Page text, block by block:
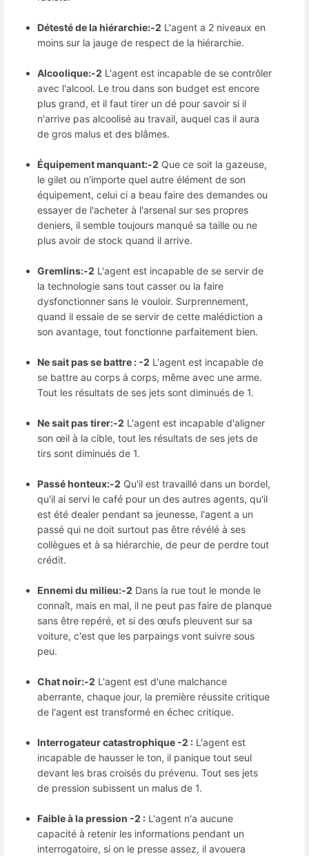
Détesté de la hiérarchie:-2 L'agent a 2 niveaux en
moins sur la jauge de respect de la hiérarchie.
Alcoolique:-2 L'agent est incapable de se contrôler
avec l'alcool. Le trou dans son budget est encore
plus grand, et il faut tirer un dé pour savoir si il
n'arrive pas alcoolisé au travail, auquel cas il aura
de gros malus et des blâmes.
Équipement manquant:-2 Que ce soit la gazeuse,
le gilet ou n'importe quel autre élément de son
équipement, celui ci a beau faire des demandes ou
essayer de l'acheter à l'arsenal sur ses propres
deniers, il semble toujours manqué sa taille ou ne
plus avoir de stock quand il arrive.
Gremlins:-2 L'agent est incapable de se servir de
la technologie sans tout casser ou la faire
dysfonctionner sans le vouloir. Surprennement,
quand il essaie de se servir de cette malédiction a
son avantage, tout fonctionne parfaitement bien.
Ne sait pas se battre : -2 L'agent est incapable de
se battre au corps à corps, même avec une arme.
Tout les résultats de ses jets sont diminués de 1.
Ne sait pas tirer:-2 L'agent est incapable d'aligner
son œil à la cible, tout les résultats de ses jets de
tirs sont diminués de 1.
Passé honteux:-2 Qu'il est travaillé dans un bordel,
qu'il ai servi le café pour un des autres agents, qu'il
est été dealer pendant sa jeunesse, l'agent a un
passé qui ne doit surtout pas être révélé à ses
collègues et à sa hiérarchie, de peur de perdre tout
crédit.
Ennemi du milieu:-2 Dans la rue tout le monde le
connaît, mais en mal, il ne peut pas faire de planque
sans être repéré, et si des œufs pleuvent sur sa
voiture, c'est que les parpaings vont suivre sous
peu.
Chat noir:-2 L'agent est d'une malchance
aberrante, chaque jour, la première réussite critique
de l'agent est transformé en échec critique.
Interrogateur catastrophique -2 : L'agent est
incapable de hausser le ton, il panique tout seul
devant les bras croisés du prévenu. Tout ses jets
de pression subissent un malus de 1.
Faible à la pression -2 : L'agent n'a aucune
capacité à retenir les informations pendant un
interrogatoire, si on le presse assez, il avouera